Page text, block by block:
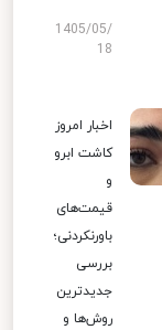
1405/05/
18
اخبار امروز
کاشت ابرو
قیمت‌های
باورنکردنی؛
بررسی
جدیدترین
روش‌ها و